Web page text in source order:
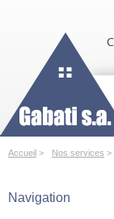
Accueil > Nos services >
Navigation